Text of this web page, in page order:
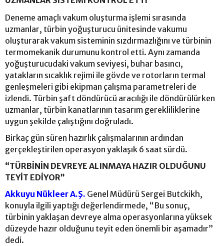
Deneme amaçlı vakum oluşturma işlemi sırasında
uzmanlar, türbin yoğuşturucu ünitesinde vakumu
oluşturarak vakum sisteminin sızdırmazlığını ve türbinin
termomekanik durumunu kontrol etti. Aynı zamanda
yoğuşturucudaki vakum seviyesi, buhar basıncı,
yatakların sıcaklık rejimi ile gövde ve rotorların termal
genleşmeleri gibi ekipman çalışma parametreleri de
izlendi. Türbin şaft döndürücü aracılığı ile döndürülürken
uzmanlar, türbin kanatlarının tasarım gerekliliklerine
uygun şekilde çalıştığını doğruladı.
Birkaç gün süren hazırlık çalışmalarının ardından
gerçekleştirilen operasyon yaklaşık 6 saat sürdü.
“TÜRBİNİN DEVREYE ALINMAYA HAZIR OLDUĞUNU
TEYİT EDİYOR”
Akkuyu Nükleer A.Ş. Genel Müdürü Sergei Butckikh,
konuyla ilgili yaptığı değerlendirmede, “Bu sonuç,
türbinin yaklaşan devreye alma operasyonlarına yüksek
düzeyde hazır olduğunu teyit eden önemli bir aşamadır”
dedi.